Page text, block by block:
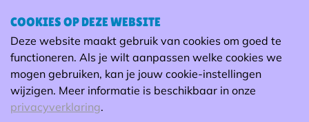
COOKIES OP DEZE WEBSITE
Deze website maakt gebruik van cookies om goed te
functioneren. Als je wilt aanpassen welke cookies we
mogen gebruiken, kan je jouw cookie-instellingen
wijzigen. Meer informatie is beschikbaar in onze
privacyverklaring.